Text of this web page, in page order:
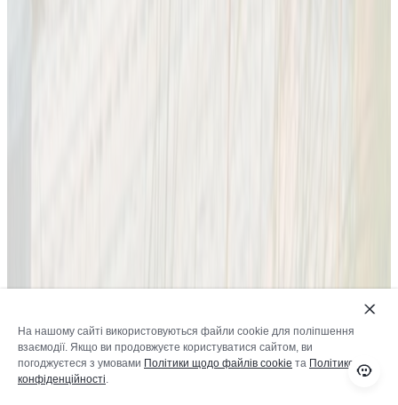
На нашому сайті використовуються файли cookie для поліпшення
взаємодії. Якщо ви продовжуєте користуватися сайтом, ви
погоджуєтеся з умовами Політики щодо файлів cookie та Політикою
конфіденційності.